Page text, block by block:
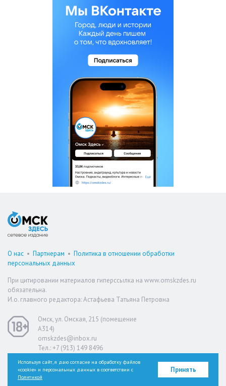
О нас • Партнерам • Политика в отношении обработки
персональных данных
При цитировании материалов гиперссылка на www.omskzdes.ru
обязательна.
И.о. главного редактора: Астафьева Татьяна Петровна
Омск, ул. Омская, 215 (помещение
А314)
omskzdes@inbox.ru
Тел.: +7 (913) 149 8496
Версия для слабовидящих
Используя сайт, я даю согласие на обработку файлов
«cookie» и персональных данных в соответствии с
Политикой
Принять